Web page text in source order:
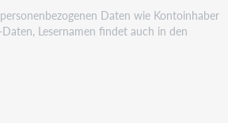
Daten wie Kontoinhaber
Lesernamen findet auch in den